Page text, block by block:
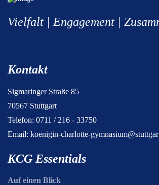
Vielfalt | Engagement |
Kontakt
Sigmaringer Straße 85
70567 Stuttgart
Telefon: 0711 / 216 - 33750
Email: koenigin-charlotte-
KCG Essentials
Auf einen Blick